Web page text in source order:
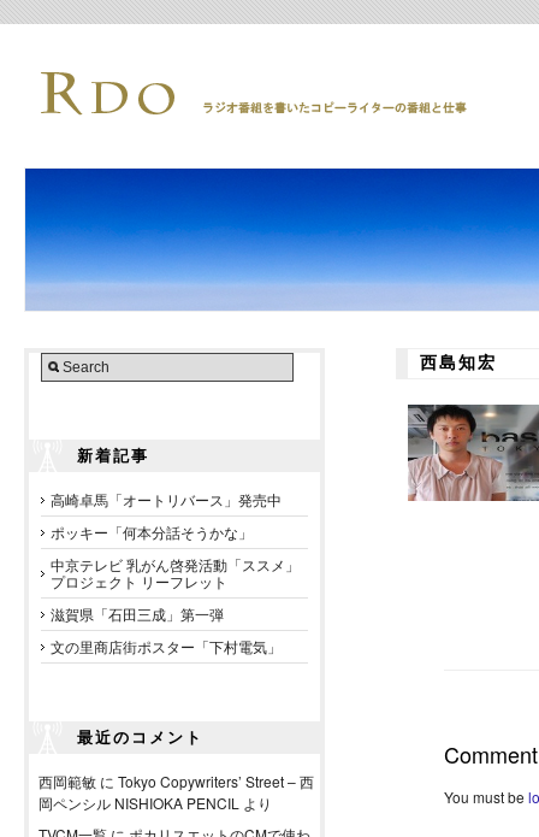
新着記事
高崎卓馬「オートリバース」発売中
ポッキー「何本分話そうかな」
中京テレビ 乳がん啓発活動「ススメ」
プロジェクト リーフレット
滋賀県「石田三成」第一弾
文の里商店街ポスター「下村電気」
最近のコメント
西岡範敏 に Tokyo Copywriters’ Street – 西
岡ペンシル NISHIOKA PENCIL より
西島知宏
Comment
You must be